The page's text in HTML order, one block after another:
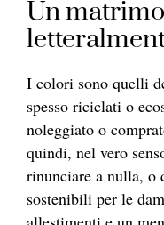
Un
I colori sono quelli
spesso riciclati o
noleggiato o
quindi, nel vero
rinunciare a nulla, o
sostenibili per le